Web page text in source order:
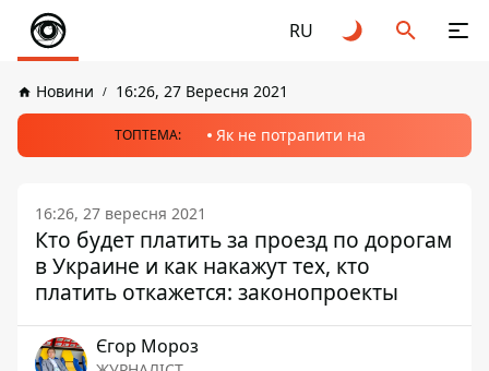
RU
Новини 16:26, 27 Вересня 2021
ТОПТЕМА: Як не потрапити на
16:26, 27 вересня 2021
Кто будет платить за проезд по дорогам
в Украине и как накажут тех, кто
платить откажется: законопроекты
Єгор Мороз